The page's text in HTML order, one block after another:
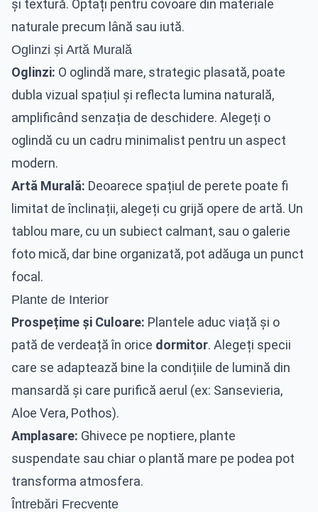
și textură. Optați pentru covoare din materiale
naturale precum lână sau iută.
Oglinzi și Artă Murală
Oglinzi: O oglindă mare, strategic plasată, poate
dubla vizual spațiul și reflecta lumina naturală,
amplificând senzația de deschidere. Alegeți o
oglindă cu un cadru minimalist pentru un aspect
modern.
Artă Murală: Deoarece spațiul de perete poate fi
limitat de înclinații, alegeți cu grijă opere de artă. Un
tablou mare, cu un subiect calmant, sau o galerie
foto mică, dar bine organizată, pot adăuga un punct
focal.
Plante de Interior
Prospețime și Culoare: Plantele aduc viață și o
pată de verdeață în orice dormitor. Alegeți specii
care se adaptează bine la condițiile de lumină din
mansardă și care purifică aerul (ex: Sansevieria,
Aloe Vera, Pothos).
Amplasare: Ghivece pe noptiere, plante
suspendate sau chiar o plantă mare pe podea pot
transforma atmosfera.
Întrebări Frecvente